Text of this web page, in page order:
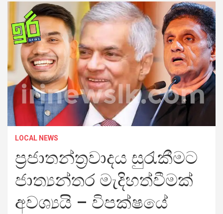
LOCAL NEWS
ප්‍රජාතන්ත්‍රවාදය සුරැකීමට
ජාත්‍යන්තර මැදිහත්වීමක්
අවශ්‍යයි – විපක්ෂයේ